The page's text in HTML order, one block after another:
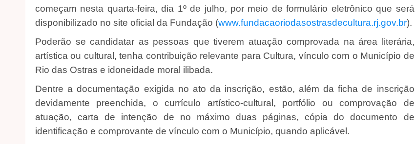
começam nesta quarta-feira, dia 1º de julho, por meio de formulário eletrônico que será
disponibilizado no site oficial da Fundação (www.fundacaoriodasostrasdecultura.rj.gov.br).
Poderão se candidatar as pessoas que tiverem atuação comprovada na área literária,
artística ou cultural, tenha contribuição relevante para Cultura, vínculo com o Município de
Rio das Ostras e idoneidade moral ilibada.
Dentre a documentação exigida no ato da inscrição, estão, além da ficha de inscrição
devidamente preenchida, o currículo artístico-cultural, portfólio ou comprovação de
atuação, carta de intenção de no máximo duas páginas, cópia do documento de
identificação e comprovante de vínculo com o Município, quando aplicável.